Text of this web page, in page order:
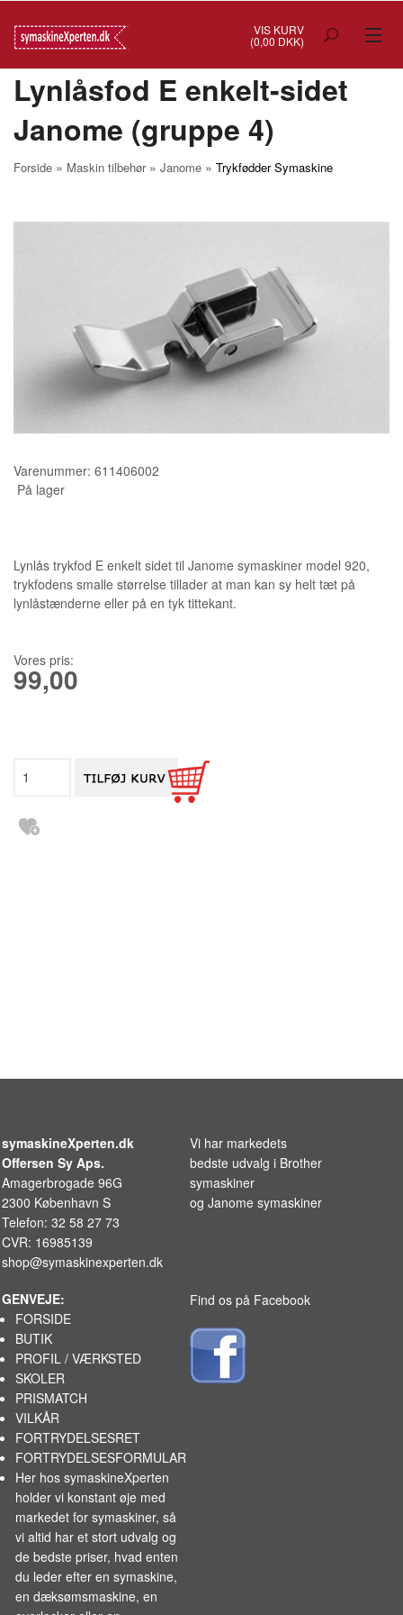
VIS KURV
(0,00 DKK)
TILBUD
SYMASKINER
MASKIN TILBEHØR
SYTILBEHØR
KURSER
SCANNCUT
Lynlåsfod E enkelt-sidet
Janome (gruppe 4)
Forside » Maskin tilbehør» Janome » Trykfødder Symaskine
Varenummer: 611406002
På lager
Lynlås trykfod E enkelt sidet til Janome symaskiner model 920,
trykfodens smalle størrelse tillader at man kan sy helt tæt på
lynlåstænderne eller på en tyk tittekant.
Vores pris:
99,00
symaskineXperten.dk
Offersen Sy Aps.
Amagerbrogade 96G
2300 København S
Telefon: 32 58 27 73
CVR: 16985139
shop@symaskinexperten.dk
Vi har markedets
bedste udvalg i Brother
symaskiner
og Janome symaskiner
GENVEJE:
FORSIDE
BUTIK
PROFIL / VÆRKSTED
SKOLER
PRISMATCH
VILKÅR
FORTRYDELSESRET
FORTRYDELSESFORMULAR
Her hos symaskineXperten
holder vi konstant øje med
markedet forsymaskiner, så
vi altid har et stort udvalg og
de bedste priser, hvad enten
du leder efter en symaskine,
en dæksømsmaskine, en
Find os på Facebook